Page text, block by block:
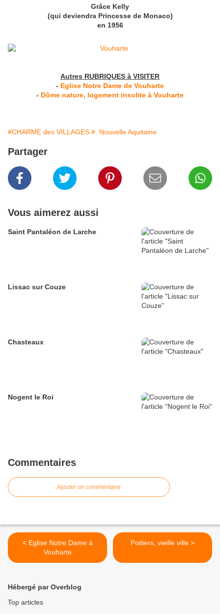
Grâce Kelly
(qui deviendra Princesse de Monaco)
en 1956
Autres RUBRIQUES à VISITER
- Eglise Notre Dame de Vouharte
- Dôme nature, logement insolite à Vouharte
#CHARME des VILLAGES #. Nouvelle Aquitaine
Partager
Vous aimerez aussi
Saint Pantaléon de Larche
Lissac sur Couze
Chasteaux
Nogent le Roi
Commentaires
Ajouter un commentaire
< Eglise Notre Dame à
Vouharte
Poitiers, vieille ville >
Hébergé par Overblog
Top articles